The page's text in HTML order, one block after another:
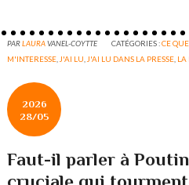
PARLAURAVANEL-COYTTE CATÉGORIES :CE
M'INTERESSE J'AI LU J'AI LU DANS LA PRESSE LA
2026
28/05
Faut-il parler à